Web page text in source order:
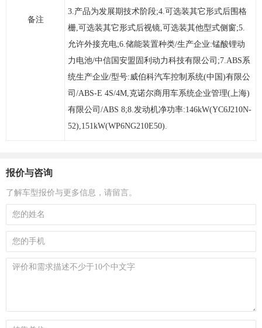
备注
3.产品为发展期技术阶段;4.可选装其它形式后围格
栅,可选装其它形式后视镜,可选装其他型式侧窗;5.
允许外接充电;6.储能装置种类/生产企业:锰酸锂动
力电池/中信国安盟固利动力科技有限公司;7.ABS系
统生产企业/型号:威伯科汽车控制系统(中国)有限公
司/ABS-E 4S/4M,克诺尔商用车系统企业管理(上海)
有限公司/ABS 8;8.发动机净功率:146kW(YC6J210N-
52),151kW(WP6NG210E50).
报价与咨询
了解车型报价与更多信息，请留言。